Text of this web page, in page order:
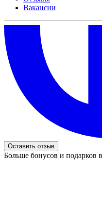
Вакансии
Оставить отзыв
Больше бонусов и